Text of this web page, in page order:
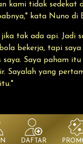
kami tidak sedekat
kata Nuno di
jika tak ada api. Jadi
bekerja, tapi
saya. Saya paham itu
Sayalah yang
DAFTAR